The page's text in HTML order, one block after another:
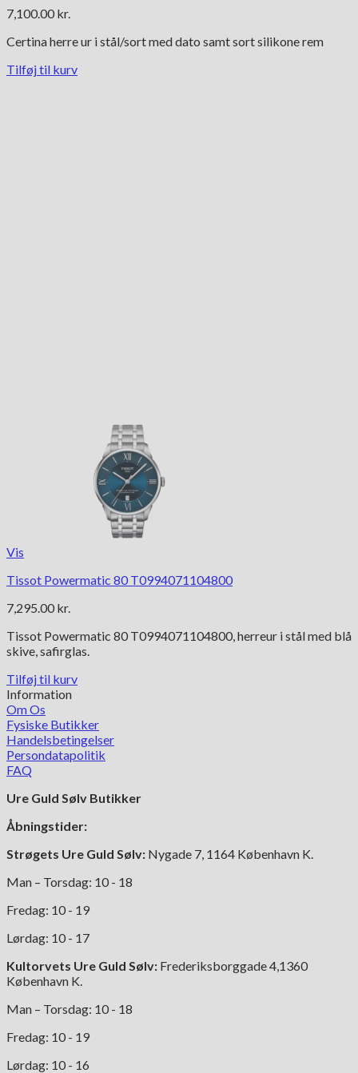
7,100.00 kr.
Certina herre ur i stål/sort med dato samt sort silikone rem
Tilføj til kurv
Vis
Tissot Powermatic 80 T0994071104800
7,295.00 kr.
Tissot Powermatic 80 T0994071104800, herreur i stål med blå
skive, safirglas.
Tilføj til kurv
Information
Om Os
Fysiske Butikker
Handelsbetingelser
Persondatapolitik
FAQ
Ure Guld Sølv Butikker
Åbningstider:
Strøgets Ure Guld Sølv: Nygade 7, 1164 København K.
Man – Torsdag: 10 - 18
Fredag: 10 - 19
Lørdag: 10 - 17
Kultorvets Ure Guld Sølv: Frederiksborggade 4,1360
København K.
Man – Torsdag: 10 - 18
Fredag: 10 - 19
Lørdag: 10 - 16